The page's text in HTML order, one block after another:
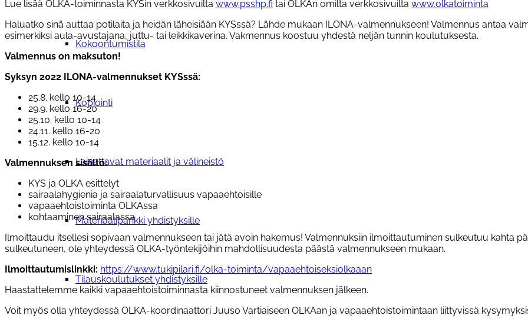
Kokoontumistila
Kopiointi
Lainattavat materiaalit ja välineistö
Materiaalipankki yhdistyksille
Tilauskoulutukset yhdistyksille
Lue lisää OLKA-toiminnasta KYSin verkkosivuilta www.psshp.fi tai OLKAn omilta verkkosivuilta www.olkatoiminta
Haluatko sinä auttaa potilaita ja heidän läheisiään KYSssä? Lähde mukaan ILONA-valmennukseen! Valmennus antaa
esimerkiksi aula-avustajana, juttu- tai leikkikaverina. Vakmennus koostuu yhdestä neljän tunnin koulutuksesta.
Valmennus on maksuton!
Syksyn 2022 ILONA-valmennukset KYSssä:
25.8. kello 10-14
29.9. kello 16-20
25.10. kello 10-14
24.11. kello 16-20
15.12. kello 10-14
Valmennuksen sisältö:
KYS ja OLKA esittelyt
sairaalahygienia ja sairaalaturvallisuus vapaaehtoisille
vapaaehtoistoiminta OLKAssa
kohtaaminen sairaalassa
Ilmoittaudu itsellesi sopivaan valmennukseen tai jätä avoin hakemus! Valmennuksiin ilmoittautuminen sulkeutuu kahta
sulkeutuneen, ole yhteydessä OLKA-työntekijöihin mahdollisuudesta päästä valmennukseen mukaan.
Ilmoittautumislinkki: https://www.tukipilari.fi/olka-toiminta/vapaaehtoiseksiolkaaan
Haastattelemme kaikki vapaaehtoistoiminnasta kiinnostuneet valmennuksen jälkeen.
Voit myös olla yhteydessä OLKA-koordinaattori Juuso Vartiaiseen OLKAan ja vapaaehtoistoimintaan liittyvissä